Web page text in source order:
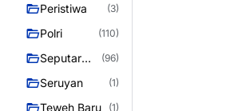
Peristiwa (3)
Polri (110)
Seputar
Murung
Raya
(96)
Seruyan (1)
Teweh Baru (1)